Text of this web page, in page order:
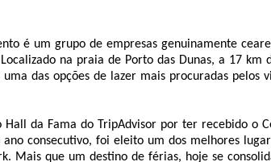
é um grupo de empresas genuinamente
na praia de Porto das Dunas, a 17 km
das opções de lazer mais procuradas pelos
da Fama do TripAdvisor por ter recebido o
consecutivo, foi eleito um dos melhores
Mais que um destino de férias, hoje se